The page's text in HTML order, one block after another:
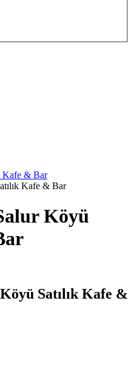
Kafe & Bar
Kafe & Bar
Köyü
Satılık Kafe &